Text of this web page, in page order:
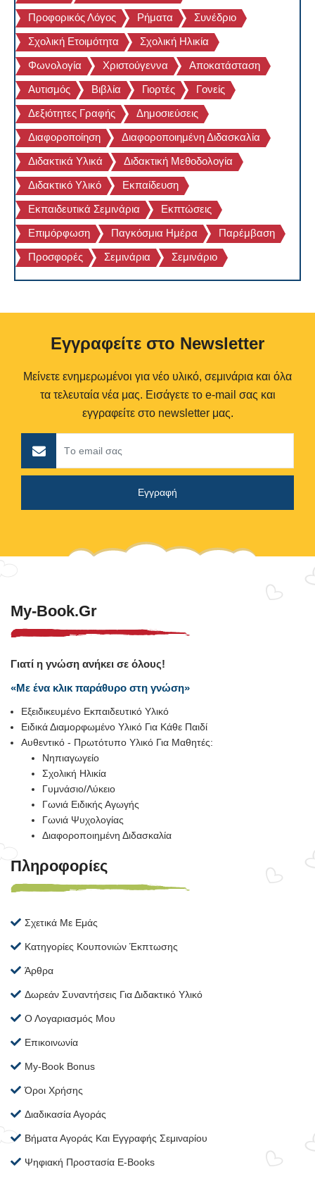
Προφορικός Λόγος Ρήματα
Συνέδριο
Σχολική Ετοιμότητα
Σχολική Ηλικία
Φωνολογία
Χριστούγεννα
Αποκατάσταση
Αυτισμός
Βιβλία Γιορτές
Γονείς
Δεξιότητες Γραφής
Δημοσιεύσεις
Διαφοροποίηση
Διαφοροποιημένη Διδασκαλία
Διδακτικά Υλικά
Διδακτική Μεθοδολογία
Διδακτικό Υλικό
Εκπαίδευση
Εκπαιδευτικά Σεμινάρια
Εκπτώσεις
Επιμόρφωση
Παγκόσμια Ημέρα
Παρέμβαση
Προσφορές
Σεμινάρια Σεμινάριο
Eγγραφείτε στο Newsletter
Μείνετε ενημερωμένοι για νέο υλικό, σεμινάρια και όλα
τα τελευταία νέα μας. Εισάγετε το e-mail σας και
εγγραφείτε στο newsletter μας.
My-Book.gr
Γιατί η γνώση ανήκει σε όλους!
«Με ένα κλικ παράθυρο στη γνώση»
Εξειδικευμένο Εκπαιδευτικό Υλικό
Ειδικά Διαμορφωμένο Υλικό Για Κάθε Παιδί
Αυθεντικό - Πρωτότυπο Υλικό Για Μαθητές:
Νηπιαγωγείο
Σχολική Ηλικία
Γυμνάσιο/Λύκειο
Γωνιά Ειδικής Αγωγής
Γωνιά Ψυχολογίας
Διαφοροποιημένη Διδασκαλία
Πληροφορίες
Σχετικά Με Εμάς
Κατηγορίες Κουπονιών Έκπτωσης
Άρθρα
Δωρεάν Συναντήσεις Για Διδακτικό Υλικό
Ο Λογαριασμός Μου
Επικοινωνία
My-Book Bonus
Όροι Χρήσης
Διαδικασία Αγοράς
Βήματα Αγοράς Και Εγγραφής Σεμιναρίου
Ψηφιακή Προστασία E-Books